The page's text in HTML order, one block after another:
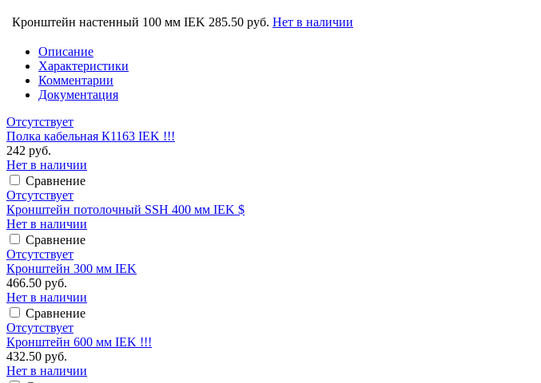
Кронштейн настенный 100 мм IEK 285.50 руб. Нет в наличии
Описание
Характеристики
Комментарии
Документация
Отсутствует
Полка кабельная К1163 IEK !!!
242 руб.
Нет в наличии
Сравнение
Отсутствует
Кронштейн потолочный SSH 400 мм IEK $
Нет в наличии
Сравнение
Отсутствует
Кронштейн 300 мм IEK
466.50 руб.
Нет в наличии
Сравнение
Отсутствует
Кронштейн 600 мм IEK !!!
432.50 руб.
Нет в наличии